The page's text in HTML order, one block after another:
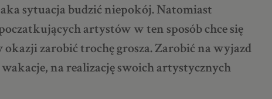
sytuacja budzić niepokój. Natomiast
artystów w ten sposób chce się
okazji zarobić trochę grosza. Zarobić na wyjazd
na realizację swoich artystycznych